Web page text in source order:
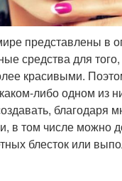
представлены в
средства для
красивыми.
либо одном из
благодаря
в том числе можно
блесток или